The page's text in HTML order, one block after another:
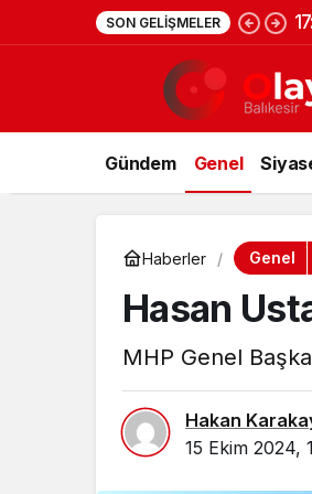
SON GELIŞMELER
Gündem Genel
Haberler Genel
Hasan
MHP Genel
Hakan
15 Ekim 2024,